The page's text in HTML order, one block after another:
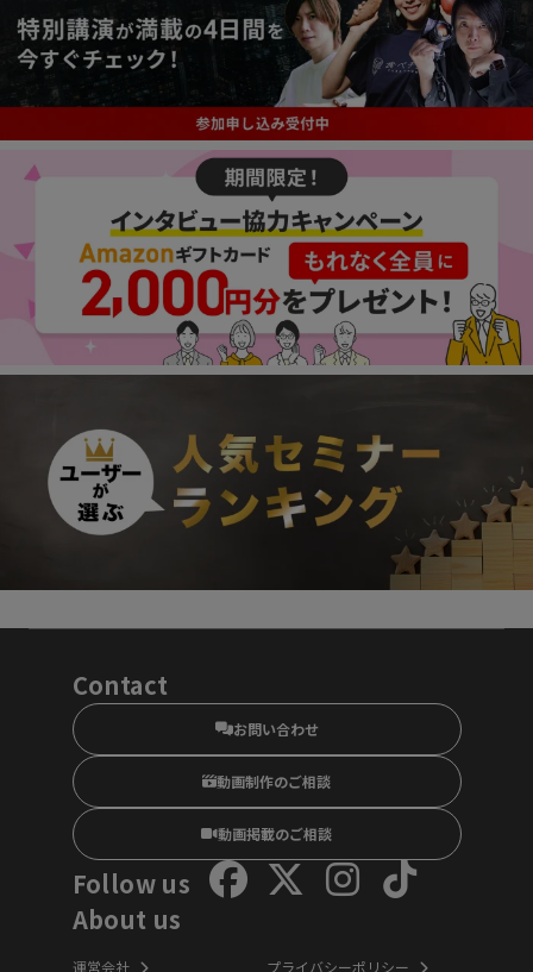
Contact
お問い合わせ
動画制作のご相談
動画掲載のご相談
Follow us
About us
運営会社 プライバシーポリシー